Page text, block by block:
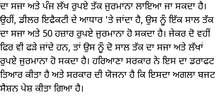
ਦਾ ਸਜਾ ਅਤੇ ਪੰਜ ਲੱਖ ਰੁਪਏ ਤੱਕ ਜੁਰਮਾਨਾ ਲਾਇਆ ਜਾ ਸਕਦਾ ਹੈ।
ਉਹੀਂ, ਡੀਲਰ ਇਫੈਕਟੀ ਦੇ ਆਧਾਰ 'ਤੇ ਜਾਂਦਾ ਹੈ, ਉਸ ਨੂੰ ਇੱਕ ਸਾਲ ਤੱਕ
ਦਾ ਸਜਾ ਅਤੇ 50 ਹਜ਼ਾਰ ਰੁਪਏ ਜੁਰਮਾਨਾ ਹੋ ਸਕਦਾ ਹੈ। ਜੇਕਰ ਦੋ ਵਹੀਂ
ਫਿਰ ਵੀ ਫੜੇ ਜਾਂਦੇ ਹਨ, ਤਾਂ ਉਸ ਨੂੰ ਦੋ ਸਾਲ ਤੱਕ ਦਾ ਸਜਾ ਅਤੇ ਲੱਖਾਂ
ਰੁਪਏ ਜੁਰਮਾਨਾ ਹੋ ਸਕਦਾ ਹੈ। ਹਰਿਆਣਾ ਸਰਕਾਰ ਨੇ ਇਸ ਦਾ ਡਰਾਫਟ
ਤਿਆਰ ਕੀਤਾ ਹੈ ਅਤੇ ਸਰਕਾਰ ਦੀ ਯੋਜਨਾ ਹੈ ਕਿ ਇਸਦਾ ਅਗਲਾ ਬਜਟ
ਸੈਸ਼ਨ ਪੇਸ਼ ਕੀਤਾ ਗਿਆ ਹੈ।